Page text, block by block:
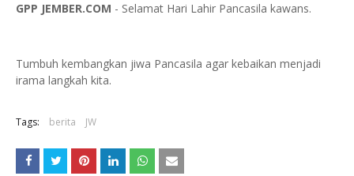
GPP JEMBER.COM - Selamat Hari Lahir Pancasila kawans.
Tumbuh kembangkan jiwa Pancasila agar kebaikan menjadi
irama langkah kita.
Tags: berita JW